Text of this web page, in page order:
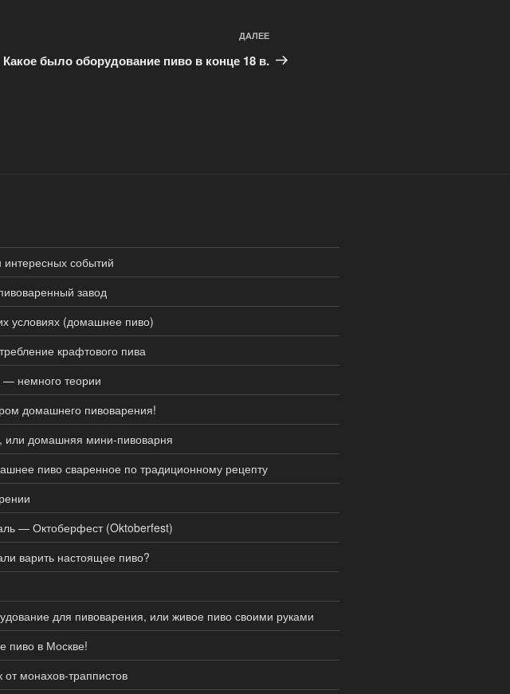
запись
ДАЛЕЕ
Какое было оборудование пиво в конце 18 в.
событий
завод
условиях (домашнее пиво)
крафтового пива
немного теории
домашнего пивоварения!
или домашняя мини-пивоварня
пиво сваренное по традиционному рецепту
— Октоберфест (Oktoberfest)
варить настоящее пиво?
для пивоварения, или живое пиво своими руками
пиво в Москве!
монахов-траппистов